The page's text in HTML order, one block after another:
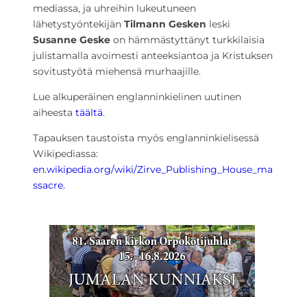
mediassa, ja uhreihin lukeutuneen
lähetystyöntekijän Tilmann Gesken leski
Susanne Geske on hämmästyttänyt turkkilaisia
julistamalla avoimesti anteeksiantoa ja Kristuksen
sovitustyötä miehensä murhaajille.
Lue alkuperäinen englanninkielinen uutinen
aiheesta täältä.
Tapauksen taustoista myös englanninkielisessä
Wikipediassa:
en.wikipedia.org/wiki/Zirve_Publishing_House_ma
ssacre.